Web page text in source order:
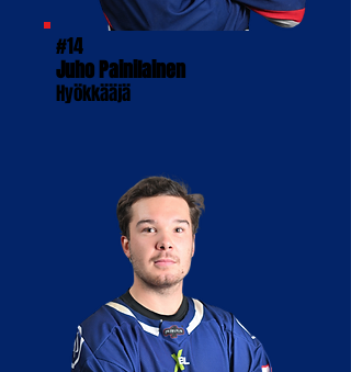
#14
Juho Painilainen
Hyökkääjä